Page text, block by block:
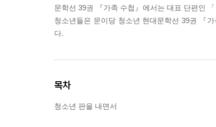
문학선 39권 『가족 수첩』에서는 대표 단편인
청소년들은 문이당 청소년 현대문학선 39권 『
다.
목차
청소년 판을 내면서